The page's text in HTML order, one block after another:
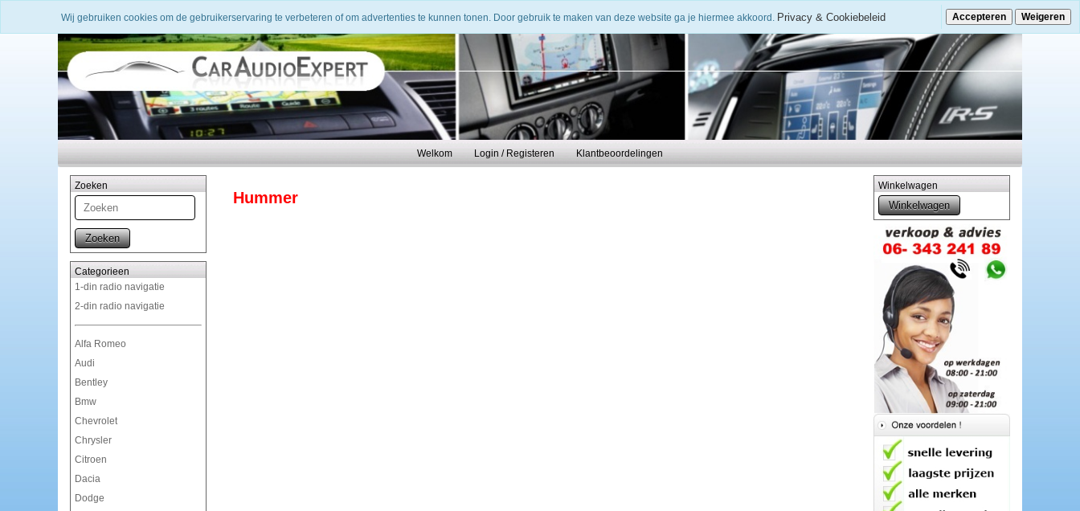
Welkom Login / Registeren Klantbeoordelingen
Zoeken
Zoeken
Categorieen
1-din radio navigatie
2-din radio navigatie
Alfa Romeo
Audi
Bentley
Bmw
Chevrolet
Chrysler
Citroen
Dacia
Dodge
Hummer
Winkelwagen
Wij gebruiken cookies om de gebruikerservaring te verbeteren of om advertenties te kunnen tonen. Door gebruik te maken van deze website ga je hiermee akkoord. Privacy & Cookiebeleid Accepteren Weigeren